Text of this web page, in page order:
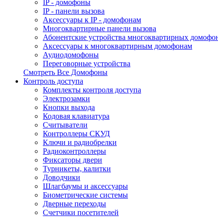
IP - домофоны
IP - панели вызова
Аксессуары к IP - домофонам
Многоквартирные панели вызова
Абонентские устройства многоквартирных
Аксессуары к многоквартирным домофонам
Аудиодомофоны
Переговорные устройства
Смотреть Все Домофоны
Контроль доступа
Комплекты контроля доступа
Электрозамки
Кнопки выхода
Кодовая клавиатура
Считыватели
Контроллеры СКУД
Ключи и радиобрелки
Радиоконтроллеры
Фиксаторы двери
Турникеты, калитки
Доводчики
Шлагбаумы и аксессуары
Биометрические системы
Дверные переходы
Счетчики посетителей